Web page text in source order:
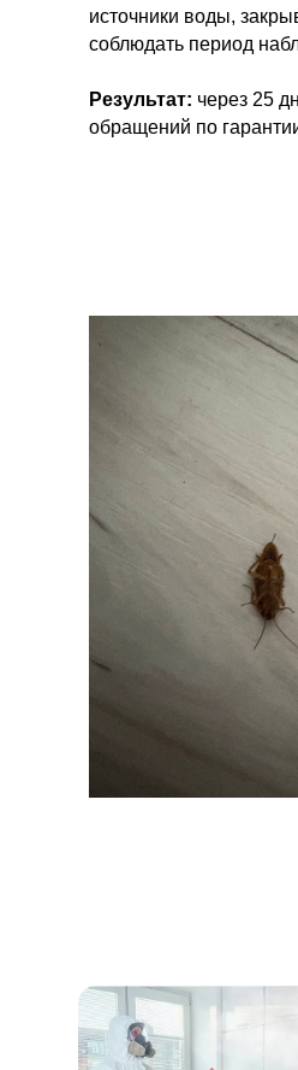
источники воды,
соблюдать период
Результат: через 25
обращений по